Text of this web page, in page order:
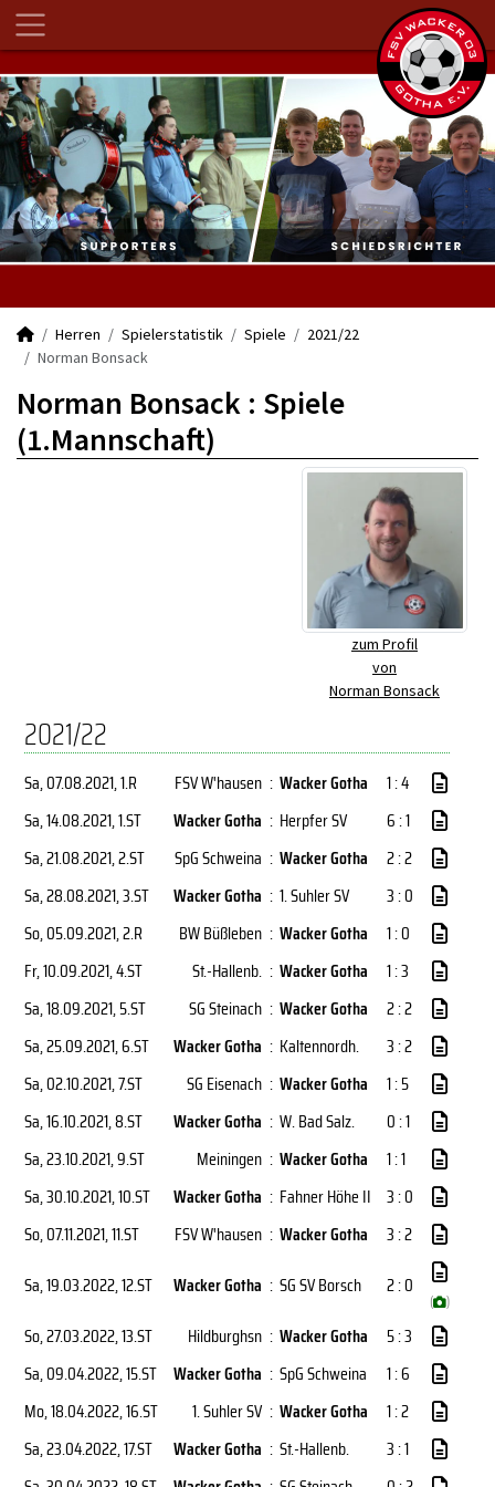
Herren Spielerstatistik Spiele
2021/22
Norman Bonsack
Norman Bonsack : Spiele
(1.Mannschaft)
zum Profil
von
Norman Bonsack
2021/22
Sa, 07.08.2021, 1.R FSV W'hausen : Wacker Gotha
1 : 4
Sa, 14.08.2021, 1.ST Wacker Gotha : Herpfer SV
6 : 1
Sa, 21.08.2021, 2.ST SpG Schweina : Wacker Gotha
2 : 2
Sa, 28.08.2021, 3.ST Wacker Gotha : 1. Suhler SV
3 : 0
So, 05.09.2021, 2.R BW Büßleben : Wacker Gotha
1 : 0
Fr, 10.09.2021, 4.ST St.-Hallenb. : Wacker Gotha
1 : 3
Sa, 18.09.2021, 5.ST SG Steinach : Wacker Gotha
2 : 2
Sa, 25.09.2021, 6.ST Wacker Gotha : Kaltennordh.
3 : 2
Sa, 02.10.2021, 7.ST SG Eisenach : Wacker Gotha
1 : 5
Sa, 16.10.2021, 8.ST Wacker Gotha : W. Bad Salz.
0 : 1
Sa, 23.10.2021, 9.ST Meiningen : Wacker Gotha
1 : 1
Sa, 30.10.2021, 10.ST Wacker Gotha : Fahner Höhe II 3 : 0
So, 07.11.2021, 11.ST FSV W'hausen : Wacker Gotha
3 : 2
Sa, 19.03.2022, 12.ST Wacker Gotha : SG SV Borsch 2 : 0
( )
So, 27.03.2022, 13.ST Hildburghsn : Wacker Gotha
5 : 3
Sa, 09.04.2022, 15.ST Wacker Gotha : SpG Schweina
1 : 6
Mo, 18.04.2022, 16.ST 1. Suhler SV : Wacker Gotha
1 : 2
Sa, 23.04.2022, 17.ST Wacker Gotha : St.-Hallenb.
3 : 1